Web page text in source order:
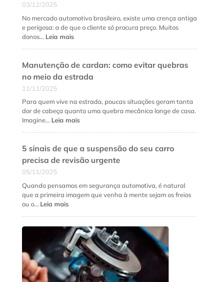
diferença
fundamental
e
quando
serviço?
03/12/2025
No mercado automotivo brasileiro, existe uma crença antiga
e perigosa: a de que o cliente só procura preço. Muitos
donos… Leia mais:
clientes
na
além
do
preço
Manutenção de cardan: como evitar quebras
no meio da estrada
11/11/2025
Para quem vive na estrada, poucas situações geram tanta
dor de cabeça quanto uma quebra mecânica longe de casa.
Imagine… Leia mais:
cardan:
como
no
meio
5 sinais de que a suspensão do seu carro
precisa de revisão urgente
05/11/2025
Quando pensamos em segurança automotiva, é natural
que a primeira imagem que venha à mente sejam os freios
ou o… Leia mais:
de
que
a
suspensão
do
seu